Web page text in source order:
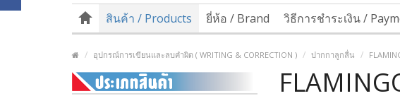
สินค้า / Products ยี่ห้อ / Brand วิธีการชำระเงิน /
อุปกรณ์การเขียนและลบคำผิด ( WRITING & CORRECTION ) ปากกาลูกลื่น